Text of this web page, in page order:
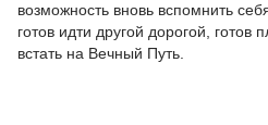
возможность вновь вспомнить
готов идти другой дорогой, готов
встать на Вечный Путь.